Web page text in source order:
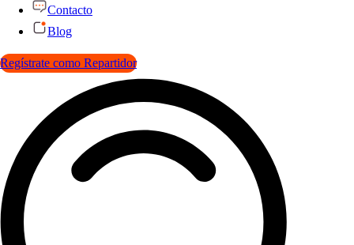
Contacto
Blog
Regístrate como Repartidor